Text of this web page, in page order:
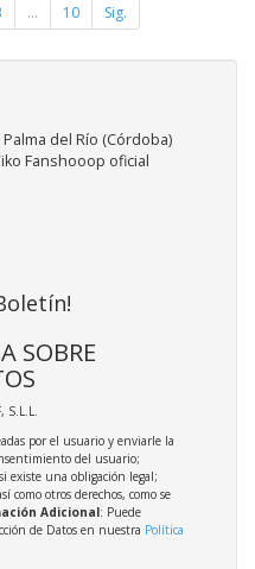
... 10 Sig.
del Río (Córdoba)
Fanshooop oficial
SOBRE
S.L.L.
por el usuario y enviarle la
del usuario;
existe una obligación legal;
como otros derechos, como se
Adicional: Puede
de Datos en nuestra Política